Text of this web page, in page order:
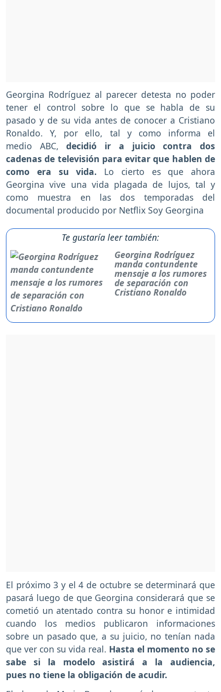
Georgina Rodríguez al parecer detesta no poder
tener el control sobre lo que se habla de su
pasado y de su vida antes de conocer a Cristiano
Ronaldo. Y, por ello, tal y como informa el
medio ABC,decidió ir a juicio contra dos
cadenas de televisión para evitar que hablen de
como era su vida. Lo cierto es que ahora
Georgina vive una vida plagada de lujos, tal y
como muestra en las dos temporadas del
documental producido por Netflix Soy Georgina
Te gustaría leer también:
Georgina Rodríguez
manda contundente
mensaje a los rumores
de separación con
Cristiano Ronaldo
El próximo 3 y el 4 de octubre se determinará que
pasará luego de que Georgina considerará que se
cometió un atentado contra su honor e intimidad
cuando los medios publicaron informaciones
sobre un pasado que, a su juicio, no tenían nada
que ver con su vida real. Hasta el momento no se
sabe si la modelo asistirá a la audiencia,
pues no tiene la obligación de acudir.